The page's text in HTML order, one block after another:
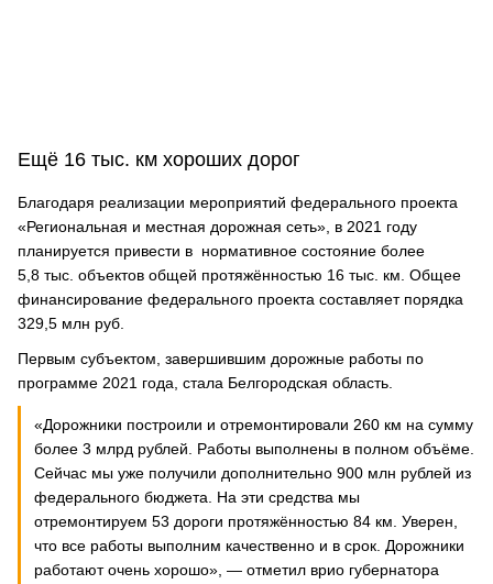
Ещё 16 тыс. км хороших дорог
Благодаря реализации мероприятий федерального проекта
«Региональная и местная дорожная сеть», в 2021 году
планируется привести в нормативное состояние более
5,8 тыс. объектов общей протяжённостью 16 тыс. км. Общее
финансирование федерального проекта составляет порядка
329,5 млн руб.
Первым субъектом, завершившим дорожные работы по
программе 2021 года, стала Белгородская область.
«Дорожники построили и отремонтировали 260 км на сумму
более 3 млрд рублей. Работы выполнены в полном объёме.
Сейчас мы уже получили дополнительно 900 млн рублей из
федерального бюджета. На эти средства мы
отремонтируем 53 дороги протяжённостью 84 км. Уверен,
что все работы выполним качественно и в срок. Дорожники
работают очень хорошо», ― отметил врио губернатора